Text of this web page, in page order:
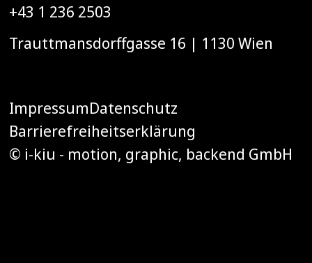
+43 1 236 2503
ImpressumDatenschutz
Barrierefreiheitserklärung
© i-kiu - motion, graphic, backend GmbH
Trauttmansdorffgasse 16 | 1130 Wien